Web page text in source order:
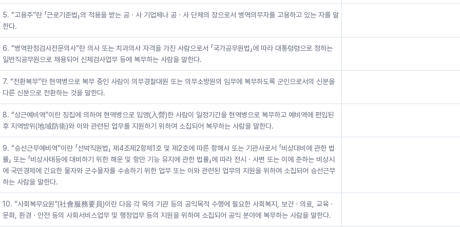
5. “고용주”란 「근로기준법」의 적용을 받는 공ㆍ사 기업체나 공ㆍ사 단체의 장으로서 병역의무자를 고용하고 있는 자를 말
한다.
6. “병역판정검사전문의사”란 의사 또는 치과의사 자격을 가진 사람으로서 「국가공무원법」에 따라 대통령령으로 정하는
일반직공무원으로 채용되어 신체검사업무 등에 복무하는 사람을 말한다.
7. “전환복무”란 현역병으로 복무 중인 사람이 의무경찰대원 또는 의무소방원의 임무에 복무하도록 군인으로서의 신분을
다른 신분으로 전환하는 것을 말한다.
8. “상근예비역”이란 징집에 의하여 현역병으로 입영(入營)한 사람이 일정기간을 현역병으로 복무하고 예비역에 편입된
후 지역방위(地域防衛)와 이와 관련된 업무를 지원하기 위하여 소집되어 복무하는 사람을 말한다.
9. “승선근무예비역”이란 「선박직원법」 제4조제2항제1호 및 제2호에 따른 항해사 또는 기관사로서 「비상대비에 관한 법
률」 또는 「비상사태등에 대비하기 위한 해운 및 항만 기능 유지에 관한 법률」에 따라 전시ㆍ사변 또는 이에 준하는 비상시
에 국민경제에 긴요한 물자와 군수물자를 수송하기 위한 업무 또는 이와 관련된 업무의 지원을 위하여 소집되어 승선근무
하는 사람을 말한다.
10. “사회복무요원”(社會服務要員)이란 다음 각 목의 기관 등의 공익목적 수행에 필요한 사회복지, 보건ㆍ의료, 교육ㆍ
문화, 환경ㆍ안전 등의 사회서비스업무 및 행정업무 등의 지원을 위하여 소집되어 공익 분야에 복무하는 사람을 말한다.